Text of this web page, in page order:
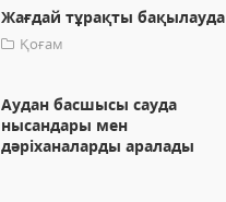
Жағдай тұрақты бақылауда
Қоғам
Аудан басшысы сауда
нысандары мен
дәріханаларды аралады